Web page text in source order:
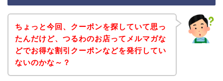
ちょっと今回、クーポンを探していて思っ
たんだけど、つるわのお店ってメルマガな
どでお得な割引クーポンなどを発行してい
ないのかな～？